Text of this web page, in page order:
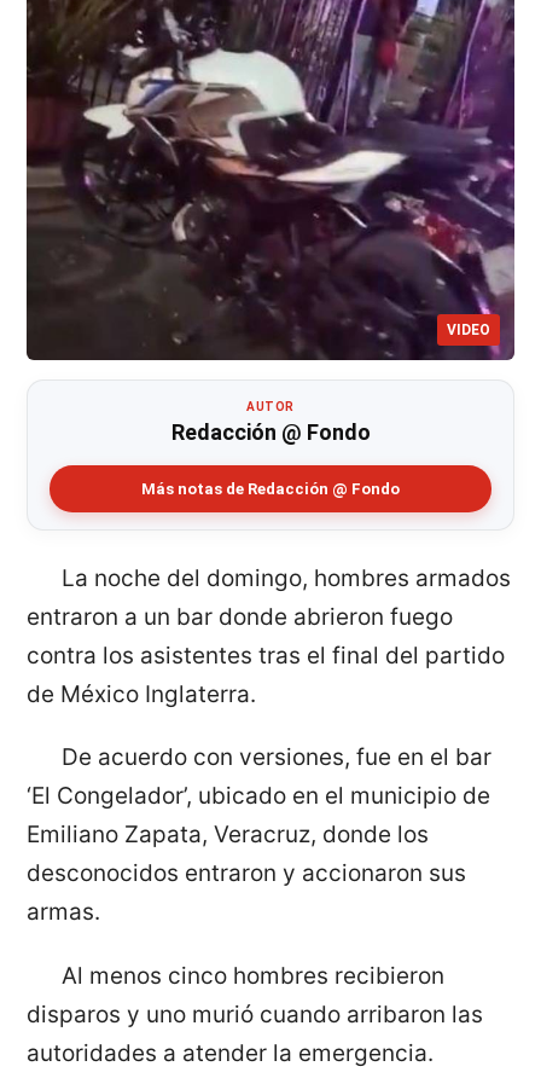
VIDEO
AUTOR
Redacción @ Fondo
Más notas de Redacción @ Fondo
La noche del domingo, hombres armados
entraron a un bar donde abrieron fuego
contra los asistentes tras el final del partido
de México Inglaterra.
De acuerdo con versiones, fue en el bar
‘El Congelador’, ubicado en el municipio de
Emiliano Zapata, Veracruz, donde los
desconocidos entraron y accionaron sus
armas.
Al menos cinco hombres recibieron
disparos y uno murió cuando arribaron las
autoridades a atender la emergencia.